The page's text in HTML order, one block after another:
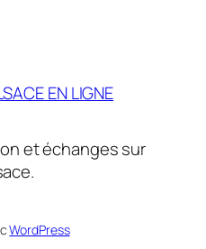
EN LIGNE
et échanges sur
WordPress